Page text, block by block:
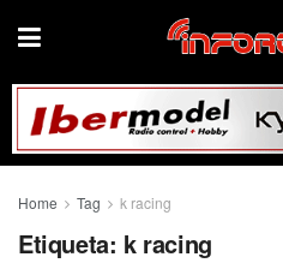
Home Tag k racing
Etiqueta: k racing